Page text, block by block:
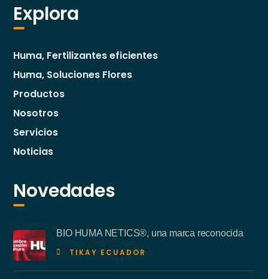
Explora
Huma, Fertilizantes eficientes
Huma, Soluciones Flores
Productos
Nosotros
Servicios
Noticias
Novedades
BIO HUMA NETICS®, una marca reconocida
TIKAY ECUADOR